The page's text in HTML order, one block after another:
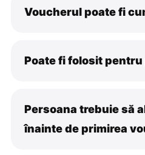
Voucherul poate fi
Poate fi folosit
Persoana trebuie să
înainte de primirea